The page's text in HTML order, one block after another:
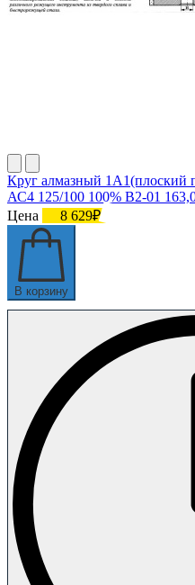
Круг алмазный 1А1(плоский
АС4 125/100 100% В2-01
Цена
8 629₽
В корзину